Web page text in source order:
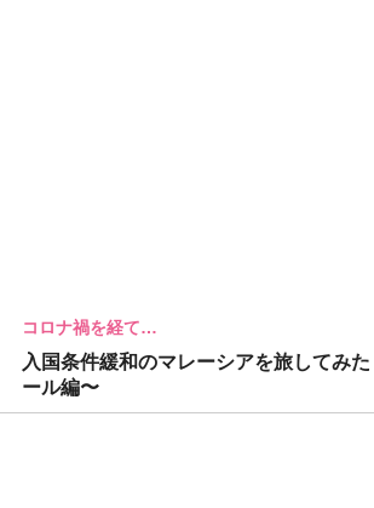
コロナ禍を経て…
入国条件緩和のマレーシアを旅してみ
ール編〜